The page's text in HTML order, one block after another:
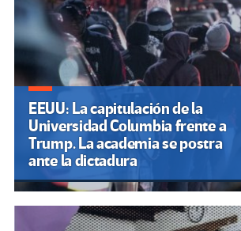
EEUU: La capitulación de la
Universidad Columbia frente a
Trump. La academia se postra
ante la dictadura